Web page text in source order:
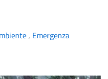
, Emergenza